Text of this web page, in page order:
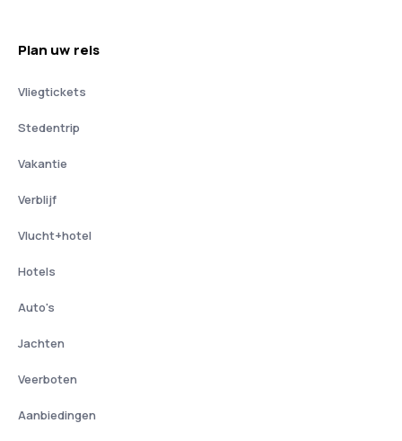
Plan uw reis
Vliegtickets
Stedentrip
Vakantie
Verblijf
Vlucht+hotel
Hotels
Auto's
Jachten
Veerboten
Aanbiedingen